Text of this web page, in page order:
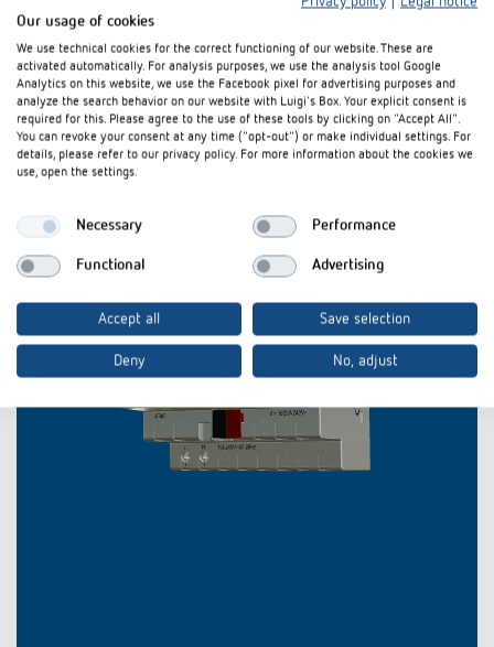
Our usage of cookies
We use technical cookies for the correct functioning of our website. These are
activated automatically. For analysis purposes, we use the analysis tool Google
Analytics on this website, we use the Facebook pixel for advertising purposes and
analyze the search behavior on our website with Luigi's Box. Your explicit consent is
required for this. Please agree to the use of these tools by clicking on "Accept All".
You can revoke your consent at any time ("opt-out") or make individual settings. For
details, please refer to our privacy policy. For more information about the cookies we
use, open the settings.
Necessary Performance
Functional Advertising
Accept all Save selection
Deny No, adjust